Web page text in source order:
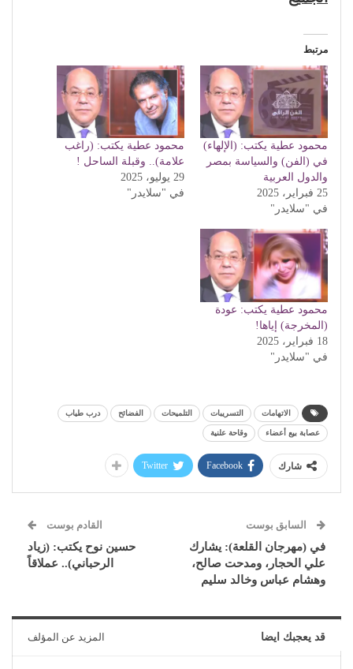
مرتبط
محمود عطية يكتب: (الإلهاء)
في (الفن) والسياسة بمصر
والدول العربية
25 فبراير، 2025
في "سلايدر"
محمود عطية يكتب: (راغب
علامة).. وقبلة الساحل !
29 يوليو، 2025
في "سلايدر"
محمود عطية يكتب: عودة
(المخرجة) إياها!
18 فبراير، 2025
في "سلايدر"
الاتهامات التسريبات التلميحات الفضائح درب طياب
عصابة بيع أعضاء وقاحة علنية
شارك Facebook
Twitter
السابق بوست
في (مهرجان القلعة): يشارك
علي الحجار، ومدحت صالح،
وهشام عباس وخالد سليم
القادم بوست
حسين نوح يكتب: (زياد
الرحباني).. عملاقاً
قد يعجبك ايضا المزيد عن المؤلف